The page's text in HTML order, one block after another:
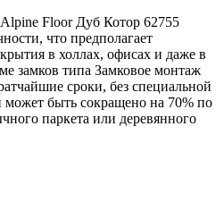
Floor Дуб Котор 62755
что предполагает
в холлах, офисах и даже в
замков типа Замковое монтаж
сроки, без специальной
может быть сокращено на 70% по
паркета или деревянного